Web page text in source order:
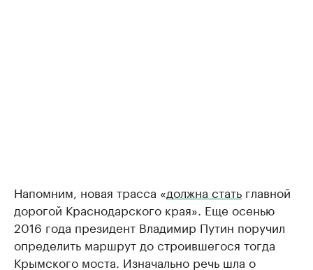
Напомним, новая трасса «должна стать главной
дорогой Краснодарского края». Еще осенью
2016 года президент Владимир Путин поручил
определить маршрут до строившегося тогда
Крымского моста. Изначально речь шла о